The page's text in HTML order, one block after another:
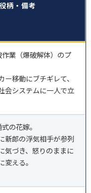
役柄・備考
作業（爆破解体）のプ
移動にブチギレて、
会システムに一人で立
の花嫁。
新郎の浮気相手が参列
気づき、怒りのままに
える。